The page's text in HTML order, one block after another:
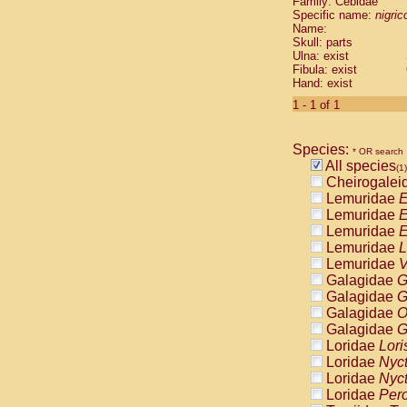
Cebidae
Cebidae
Cebidae
Cebidae
Cebidae
Cebidae
Cebidae
Cebidae
Cebidae
Cebidae
Cebidae
Cebidae
Atelidae
Atelidae
Atelidae
Atelidae
Atelidae
Atelidae
Atelidae
Atelidae
Atelidae
Atelidae
Pitheciidae
Specific name:
Name:
Skull: parts
Ulna: exist
Fibula: exist
Hand: exist
1 - 1 of 1
Species: * OR search
All species(1)
Lemuridae
Lemuridae
Lemuridae
Lemuridae
Lemuridae
Galagidae
Galagidae
Galagidae
Galagidae
Loridae
Loridae
Loridae
Loridae